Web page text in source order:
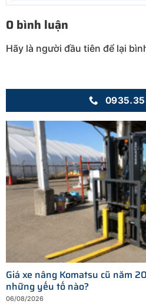
0 bình luận
Hãy là người đầu tiên để lại
Giá xe nâng Komatsu cũ năm
những yếu tố nào?
06/08/2026